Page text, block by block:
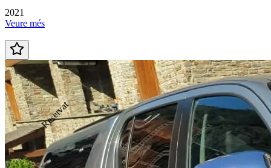
2021
Veure més
Reservat